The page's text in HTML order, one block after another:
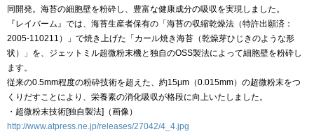
同開発。海苔の細胞壁を粉砕し、豊富な健康成分の吸収を実現しました。
『レイバーム』では、海苔生産者保有の「海苔の収縮乾燥法（特許出願済：
2005-110211）」で焼き上げた「カール焼き海苔（乾燥芽ひじきのような形
状）」を、ジェットミル超微粉末機と独自のOSS製法によって細胞壁を粉砕し
ます。
従来の0.5mm程度の粉砕技術を超えた、約15μm（0.015mm）の超微粉末をつ
くりだすことにより、栄養素の消化吸収が格段に向上いたしました。
・超微粉末技術[独自製法]（画像）
http://www.atpress.ne.jp/releases/27042/4_4.jpg